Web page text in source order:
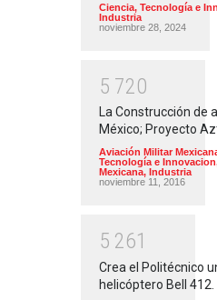
Ciencia, Tecnología e
Industria
noviembre 28, 2024
5 720
La Construcción de
México; Proyecto
Aviación Militar
Tecnología e Innovacion
Mexicana, Industria
noviembre 11, 2016
5 261
Crea el Politécnico
helicóptero Bell 412.